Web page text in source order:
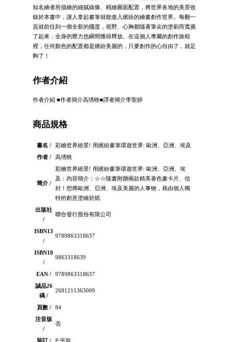
知名繪者所描繪的細膩線條、精緻圖面配置，將世界各地的美景收
錄於本書中，讓人拿起畫筆就能進入繽紛的繪畫創作世界。每翻一
頁就前往到一個全新的國度，視野、心胸都隨著筆尖的塗刷而寬廣
了起來，全身的壓力也瞬間獲得釋放。在這個人專屬的創作旅程
裡，任何顏色的配置都是繽紛美麗的，只要創作的心自由了，就足
夠了！
作者介紹
作者介紹 ■作者簡介高琇映■譯者簡介李聖婷
商品規格
書名 /
彩繪世界絕景! 用繽紛畫筆環遊世界: 歐洲、亞洲、埃及
作者 /
高琇映
簡介 /
彩繪世界絕景! 用繽紛畫筆環遊世界: 歐洲、亞洲、埃
及：內容簡介：☆☆隨書附贈兩款精美著色畫卡片、信
封！想將歐洲、亞洲、埃及美麗的人事物，藉由個人獨
特的創意塗繪於紙
出版社
/
聯合發行股份有限公司
ISBN13
/
9789863318637
ISBN10
/
9863318639
EAN /
9789863318637
誠品26
碼 /
2681211363009
頁數 /
84
注音版
/
否
裝訂 / P:平裝